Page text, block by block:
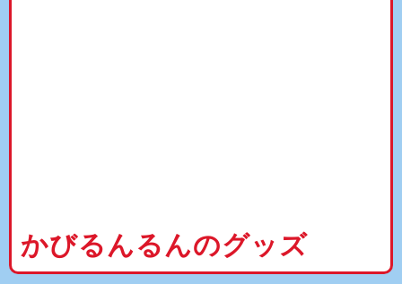
かびるんるんのグッズ